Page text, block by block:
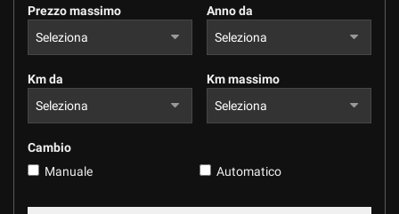
Prezzo massimo Anno da
Km da Km massimo
Cambio
Manuale
Automatico